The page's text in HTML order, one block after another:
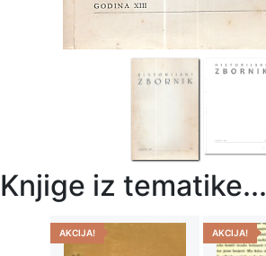
Knjige iz tematike...
AKCIJA! AKCIJA!